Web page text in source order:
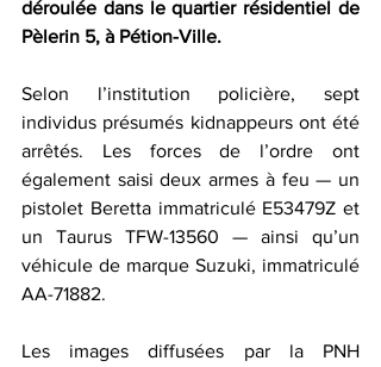
déroulée dans le quartier résidentiel de
Pèlerin 5, à Pétion-Ville.
Selon l’institution policière, sept
individus présumés kidnappeurs ont été
arrêtés. Les forces de l’ordre ont
également saisi deux armes à feu — un
pistolet Beretta immatriculé E53479Z et
un Taurus TFW-13560 — ainsi qu’un
véhicule de marque Suzuki, immatriculé
AA-71882.
Les images diffusées par la PNH